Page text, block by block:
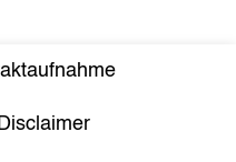
Disclaimer